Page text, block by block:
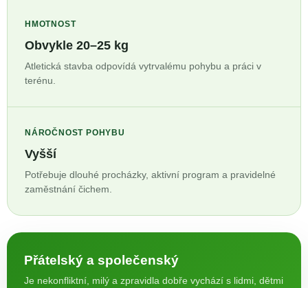
HMOTNOST
Obvykle 20–25 kg
Atletická stavba odpovídá vytrvalému pohybu a práci v
terénu.
NÁROČNOST POHYBU
Vyšší
Potřebuje dlouhé procházky, aktivní program a pravidelné
zaměstnání čichem.
Přátelský a společenský
Je nekonfliktní, milý a zpravidla dobře vychází s lidmi, dětmi